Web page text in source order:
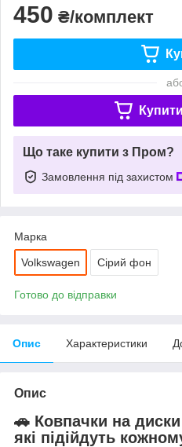
450 ₴/комплект
Що таке купити з Пром?
Замовлення під захистом
Марка
Volkswagen Сірий фон
Готово до відправки
Опис Характеристики
Опис
🚗 Ковпачки на
які підійдуть